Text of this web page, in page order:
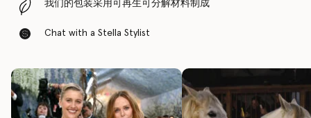
我们的包装采用可再生可分解材料制成
Chat with a Stella Stylist